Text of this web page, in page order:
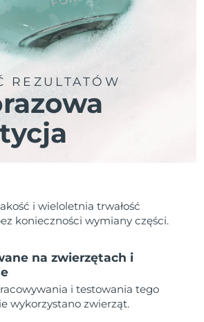
REZULTATÓW
i wieloletnia trwałość
konieczności wymiany części.
na zwierzętach i
i testowania tego
wykorzystano zwierząt.